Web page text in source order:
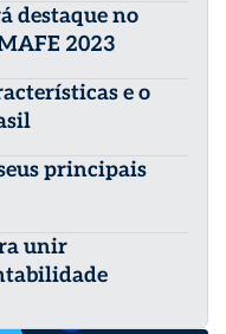
destaque no
2023
e o
principais
unir